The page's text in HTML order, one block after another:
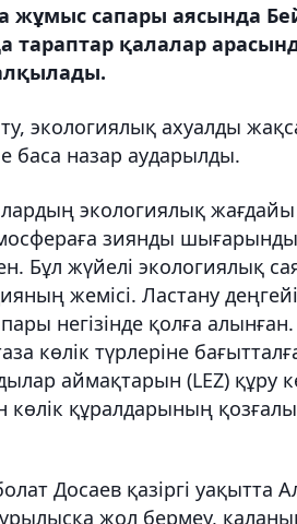
жұмыс сапары аясында
тараптар қалалар
экологиялық ахуалды
баса назар аударылды.
экологиялық
зиянды
Бұл жүйелі экологиялық
жемісі. Ластану
негізінде қолға
көлік түрлеріне
аймақтарын (LEZ) құру
көлік құралдарының
Досаев қазіргі уақытта
жол бермеу,